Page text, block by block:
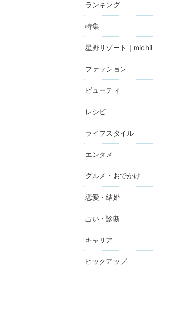
ランキング
特集
星野リゾート｜michill
ファッション
ビューティ
レシピ
ライフスタイル
エンタメ
グルメ・おでかけ
恋愛・結婚
占い・診断
キャリア
ピックアップ